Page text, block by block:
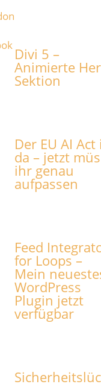
Divi 5 –
Animierte
Sektion
Der EU AI Act
da – jetzt
ihr genau
aufpassen
Feed
for Loops –
Mein
WordPress
Plugin jetzt
verfügbar